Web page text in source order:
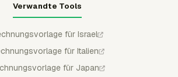
Verwandte Tools
für Israel
für Italien
für Japan